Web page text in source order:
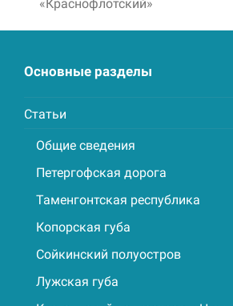
«Краснофлотский»
Основные разделы
Статьи
Общие сведения
Петергофская дорога
Таменгонтская республика
Копорская губа
Сойкинский полуостров
Лужская губа